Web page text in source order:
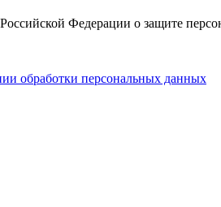
Российской Федерации о защите
обработки персональных данных